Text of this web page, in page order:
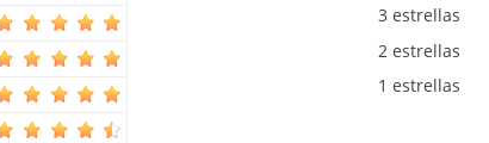
3 estrellas
2 estrellas
1 estrellas